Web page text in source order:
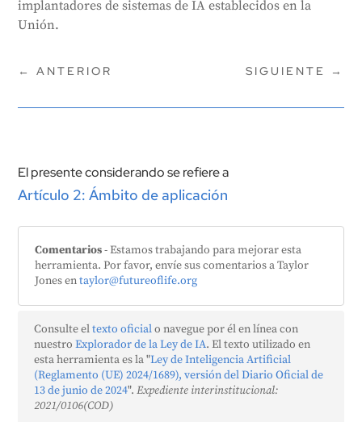
implantadores de sistemas de IA establecidos en la
Unión.
←ANTERIOR SIGUIENTE →
El presente considerando se refiere a
Artículo 2: Ámbito de aplicación
Comentarios- Estamos trabajando para mejorar esta
herramienta. Por favor, envíe sus comentarios a Taylor
Jones entaylor@futureoflife.org
Consulte eltexto oficialo navegue por él en línea con
nuestroExplorador de la Ley de IA. El texto utilizado en
esta herramienta es la "Ley de Inteligencia Artificial
(Reglamento (UE) 2024/1689), versión del Diario Oficial de
13 de junio de 2024".Expediente interinstitucional:
2021/0106(COD)